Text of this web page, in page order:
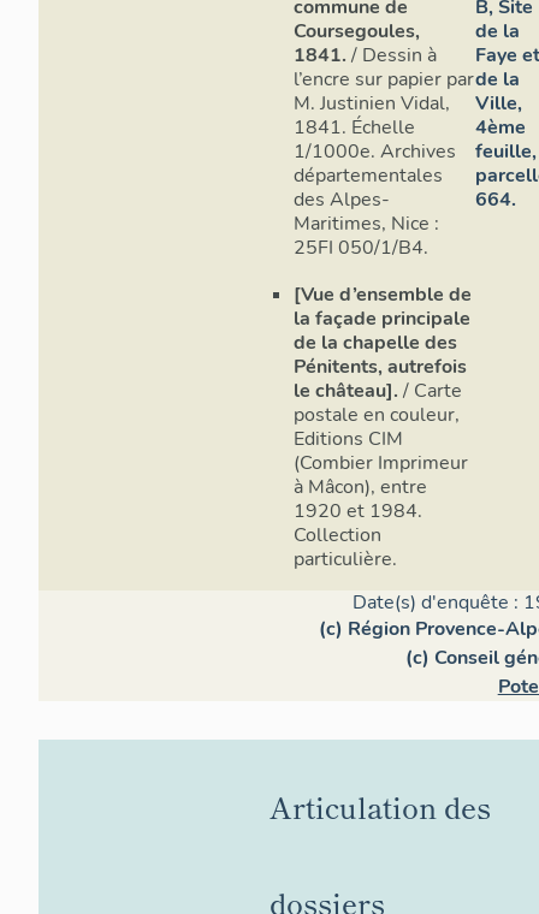
commune de
Coursegoules,
1841. / Dessin à
l’encre sur papier par
M. Justinien Vidal,
1841. Échelle
1/1000e. Archives
départementales
des Alpes-
Maritimes, Nice :
25FI 050/1/B4.
B, Site
de la
Faye
de la
Ville,
4ème
feuille,
664.
[Vue d’ensemble de
la façade principale
de la chapelle des
Pénitents, autrefois
le château]. / Carte
postale en couleur,
Editions CIM
(Combier Imprimeur
à Mâcon), entre
1920 et 1984.
Collection
particulière.
Date(s) d'enquête :
(c) Région Provence-
(c) Conseil
Articulation des
dossiers